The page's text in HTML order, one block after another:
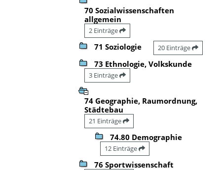
70 Sozialwissenschaften
allgemein
2 Einträge
71 Soziologie 20 Einträge
73 Ethnologie, Volkskunde
3 Einträge
74 Geographie, Raumordnung,
Städtebau
21 Einträge
74.80 Demographie
12 Einträge
76 Sportwissenschaft